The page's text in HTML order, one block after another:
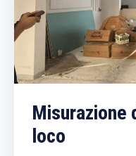
Misurazione
loco